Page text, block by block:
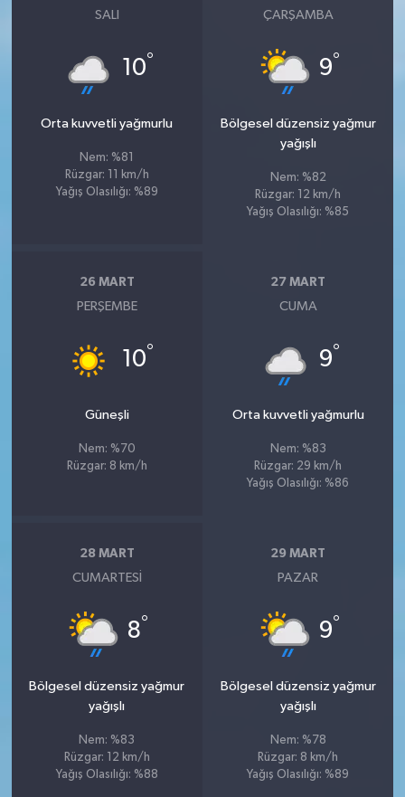
SALI
10°
Orta kuvvetli yağmurlu
Nem: %81
Rüzgar: 11 km/h
Yağış Olasılığı: %89
ÇARŞAMBA
9°
Bölgesel düzensiz yağmur
yağışlı
Nem: %82
Rüzgar: 12 km/h
Yağış Olasılığı: %85
26 MART
PERŞEMBE
10°
Güneşli
Nem: %70
Rüzgar: 8 km/h
27 MART
CUMA
9°
Orta kuvvetli yağmurlu
Nem: %83
Rüzgar: 29 km/h
Yağış Olasılığı: %86
28 MART
CUMARTESI
8°
Bölgesel düzensiz yağmur
yağışlı
Nem: %83
Rüzgar: 12 km/h
Yağış Olasılığı: %88
29 MART
PAZAR
9°
Bölgesel düzensiz yağmur
yağışlı
Nem: %78
Rüzgar: 8 km/h
Yağış Olasılığı: %89